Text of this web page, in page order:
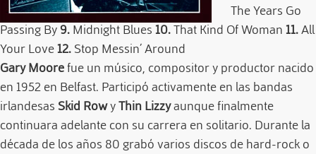
The Years Go
Passing By9. Midnight Blues 10.That Kind Of Woman 11.All
Your Love12. Stop Messin´ Around
Gary Moorefue un músico, compositor y productor nacido
en 1952 en Belfast. Participó activamente en las bandas
irlandesas Skid RowyThin Lizzyaunque finalmente
continuara adelante con su carrera en solitario. Durante la
década de los años 80 grabó varios discos de hard-rock o